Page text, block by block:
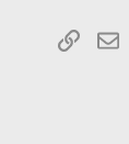
WhatsApp
البريد